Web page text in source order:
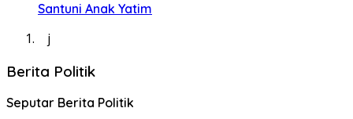
Santuni Anak Yatim
j
Berita Politik
Seputar Berita Politik